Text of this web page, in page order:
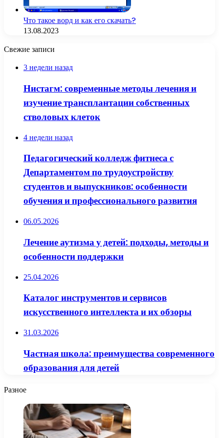
Что такое ворд и как его скачать?
13.08.2023
Свежие записи
3 недели назад
Нистагм: современные методы лечения и
изучение трансплантации собственных
стволовых клеток
4 недели назад
Педагогический колледж фитнеса с
Департаментом по трудоустройству
студентов и выпускников: особенности
обучения и профессионального развития
06.05.2026
Лечение аутизма у детей: подходы, методы и
особенности поддержки
25.04.2026
Каталог инструментов и сервисов
искусственного интеллекта и их обзоры
31.03.2026
Частная школа: преимущества современного
образования для детей
Разное